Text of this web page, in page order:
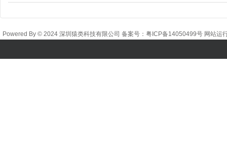
Powered By © 2024 深圳猿类科技有限公司 备案号： 粤ICP备14050499号 网站运